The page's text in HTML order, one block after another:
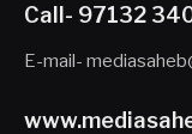
Call- 97132
E-mail-